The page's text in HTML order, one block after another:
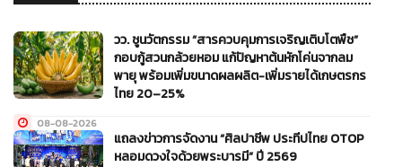
วว. ชูนวัตกรรม “สารควบคุมการเจริญเติบโตพืช”
กอบกู้สวนกล้วยหอม แก้ปัญหาต้นหักโค่นจากลม
พายุ พร้อมเพิ่มขนาดผลผลิต-เพิ่มรายได้เกษตรกร
ไทย 20–25%
08-08-2026
แถลงข่าวการจัดงาน “ศิลปาชีพ ประทีปไทย OTOP
หลอมดวงใจด้วยพระบารมี” ปี 2569